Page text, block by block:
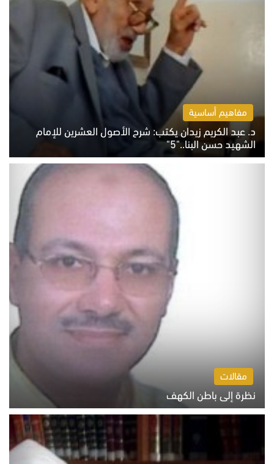
مفاهيم أساسية
د. عبد الكريم زيدان يكتب: شرح الأصول العشرين للإمام
الشهيد حسن البنا.."5"
السبت 8 أغسطس 2026 10:46 ص
مقالات
نظرة إلى باطن الكهف
السبت 8 أغسطس 2026 11:04 ص